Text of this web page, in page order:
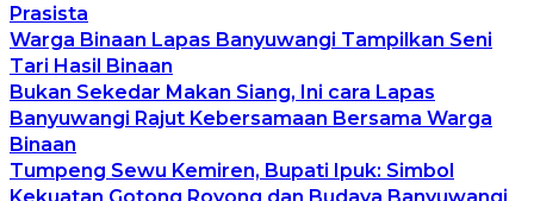
Prasista
Warga Binaan Lapas Banyuwangi Tampilkan Seni
Tari Hasil Binaan
Bukan Sekedar Makan Siang, Ini cara Lapas
Banyuwangi Rajut Kebersamaan Bersama Warga
Binaan
Tumpeng Sewu Kemiren, Bupati Ipuk: Simbol
Kekuatan Gotong Royong dan Budaya Banyuwangi